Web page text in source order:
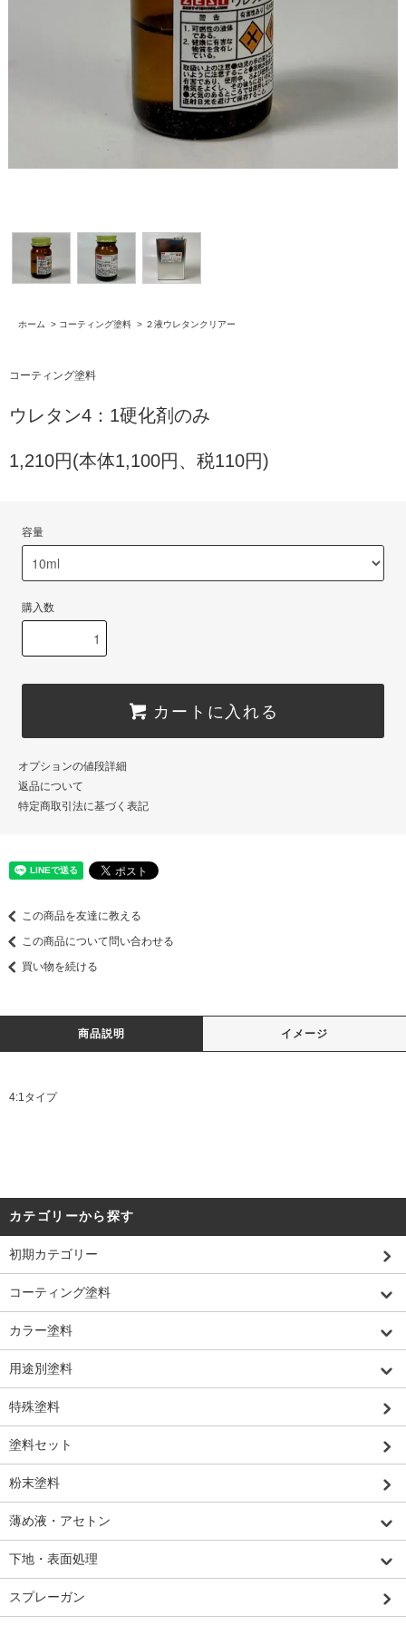
ホーム > コーティング塗料 > ２液ウレタンクリアー
コーティング塗料
ウレタン4：1硬化剤のみ
1,210円(本体1,100円、税110円)
容量
購入数
カートに入れる
オプションの値段詳細
返品について
特定商取引法に基づく表記
この商品を友達に教える
この商品について問い合わせる
買い物を続ける
商品説明 イメージ
4:1タイプ
カテゴリーから探す
初期カテゴリー
コーティング塗料
カラー塗料
用途別塗料
特殊塗料
塗料セット
粉末塗料
薄め液・アセトン
下地・表面処理
スプレーガン